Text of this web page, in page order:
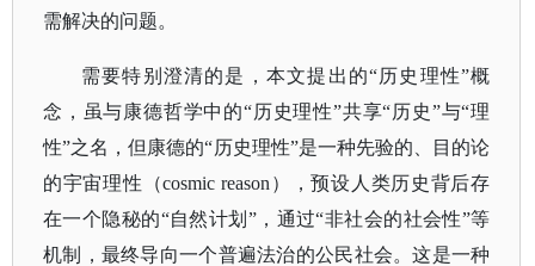
需解决的问题。
需要特别澄清的是，本文提出的“历史理性”概
念，虽与康德哲学中的“历史理性”共享“历史”与“理
性”之名，但康德的“历史理性”是一种先验的、目的论
的宇宙理性（cosmic reason），预设人类历史背后存
在一个隐秘的“自然计划”，通过“非社会的社会性”等
机制，最终导向一个普遍法治的公民社会。这是一种